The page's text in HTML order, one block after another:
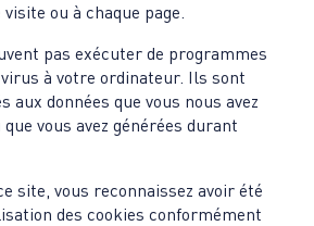
ou à chaque page.
pas exécuter de programmes
à votre ordinateur. Ils sont
données que vous nous avez
vous avez générées durant
site, vous reconnaissez avoir été
des cookies conformément